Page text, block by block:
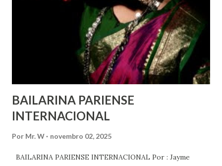
Universal dos Direitos Humanos ) – têm estado no centro
das mudanças históricas no mundo árabe nos últimos dois
anos, em que milhões foram às ruas para exigir mudanças.
Em outras partes do mundo, os “99%” fizeram suas vozes
serem ouvidas através ...
BAILARINA PARIENSE
INTERNACIONAL
Por Mr. W novembro 02, 2025
BAILARINA PARIENSE INTERNACIONAL Por : Jayme